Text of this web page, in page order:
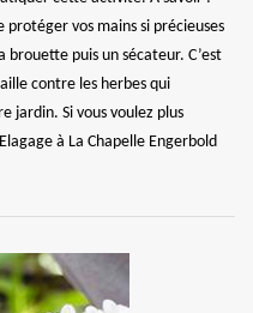
protéger vos mains si précieuses
puis un sécateur. C’est
contre les herbes qui
jardin. Si vous voulez plus
à La Chapelle Engerbold